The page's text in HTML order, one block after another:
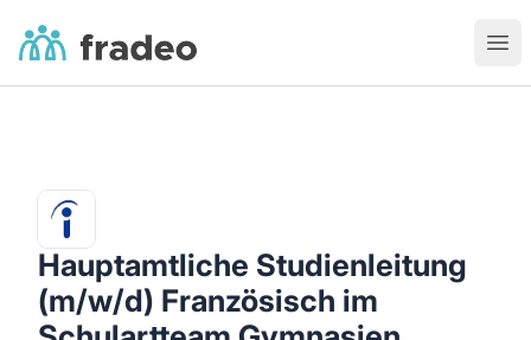
Fradeo
Hauptamtliche Studienleitung
(m/w/d) Französisch im